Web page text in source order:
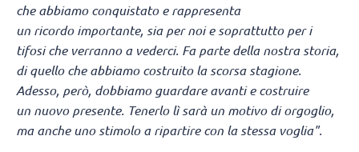
che abbiamo conquistato e rappresenta
un ricordo importante, sia per noi e soprattutto per i
tifosi che verranno a vederci. Fa parte della nostra storia,
di quello che abbiamo costruito la scorsa stagione.
Adesso, però, dobbiamo guardare avanti e costruire
un nuovo presente. Tenerlo lì sarà un motivo di orgoglio,
ma anche uno stimolo a ripartire con la stessa voglia".